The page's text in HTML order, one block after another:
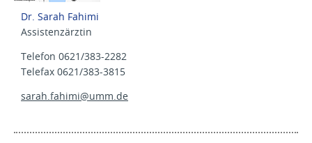
Dr. Sarah Fahimi
Assistenzärztin
Telefon 0621/383-2282
Telefax 0621/383-3815
sarah.fahimi@umm.de